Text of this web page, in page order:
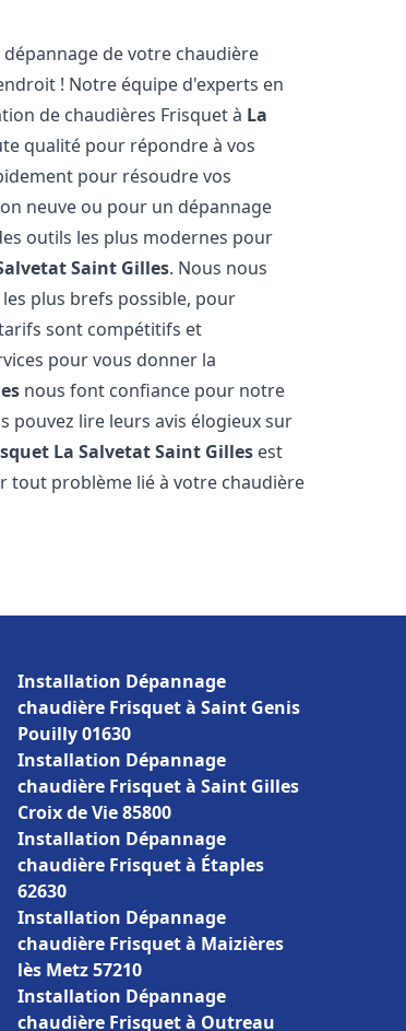
de votre chaudière
! Notre équipe d'experts en
de chaudières Frisquet à La
qualité pour répondre à vos
pour résoudre vos
neuve ou pour un dépannage
outils les plus modernes pour
Saint Gilles. Nous nous
plus brefs possible, pour
sont compétitifs et
pour vous donner la
nous font confiance pour notre
lire leurs avis élogieux sur
La Salvetat Saint Gilles est
tout problème lié à votre chaudière
Installation Dépannage
chaudière Frisquet à Saint Genis
Pouilly 01630
Installation Dépannage
chaudière Frisquet à Saint Gilles
Croix de Vie 85800
Installation Dépannage
chaudière Frisquet à Étaples
62630
Installation Dépannage
chaudière Frisquet à Maizières
lès Metz 57210
Installation Dépannage
chaudière Frisquet à Outreau